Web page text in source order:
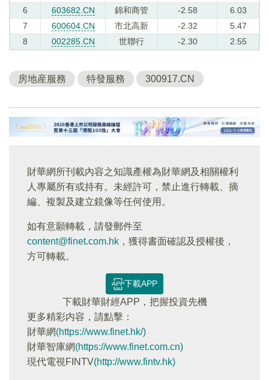
6
603682.CN 錦和商管 -2.58
6.03
7
600604.CN 市北高新 -2.32
5.47
8
002285.CN 世聯行 -2.30 2.55
房地産服務 特發服務 300917.CN
財華網所刊載內容之知識產權為財華網及相關權利
人專屬所有或持有。未經許可，禁止進行轉載、摘
編、複製及建立鏡像等任何使用。
如有意願轉載，請發郵件至
content@finet.com.hk ，獲得書面確認及授權後，
方可轉載。
下載APP
下載財華財經APP，把握投資先機
更多精彩内容，請點擊：
財華網(https://www.finet.hk/)
財華智庫網(https://www.finet.com.cn)
現代電視FINTV(http://www.fintv.hk)